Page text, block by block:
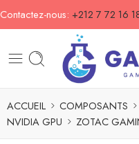
Contactez-nous: +212 7 72 16
ACCUEIL COMPOSANTS
NVIDIA GPU
ZOTAC